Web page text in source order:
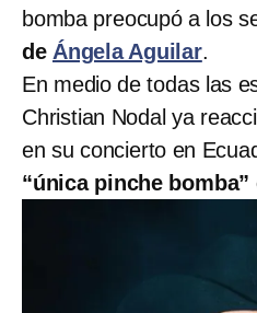
bomba preocupó a los
de Ángela Aguilar.
En medio de todas las
Christian Nodal ya
en su concierto en
“única pinche bomba”